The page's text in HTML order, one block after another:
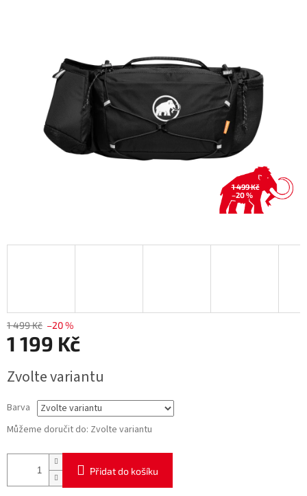
hvězdiček.
1 499 Kč
–20 %
1 499 Kč –20 %
1 199 Kč
cena:
Zvolte variantu
Barva
Můžeme doručit do: Zvolte variantu
Přidat do košíku